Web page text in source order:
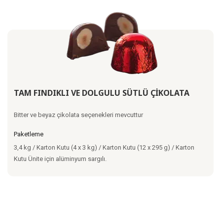
TAM FINDIKLI VE DOLGULU SÜTLÜ ÇİKOLATA
Bitter ve beyaz çikolata seçenekleri mevcuttur
Paketleme
3,4 kg / Karton Kutu (4 x 3 kg) / Karton Kutu (12 x 295 g) / Karton
Kutu Ünite için alüminyum sargılı.